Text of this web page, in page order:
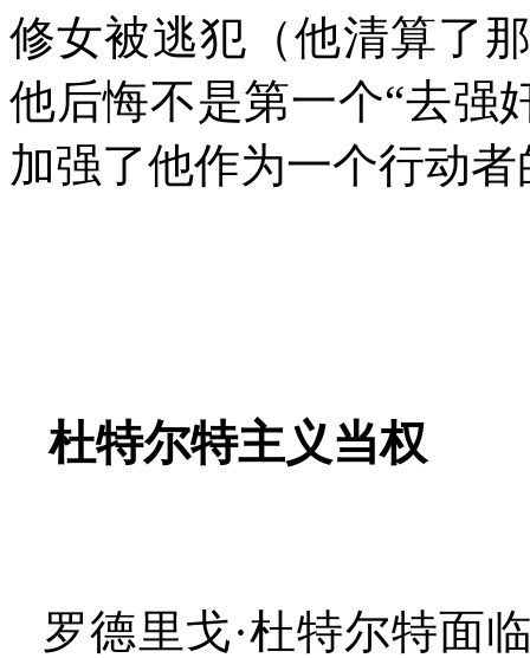
修女被逃犯（他清算了
他后悔不是第一个“去强
加强了他作为一个行动
杜特尔特主义当权
罗德里戈·杜特尔特面